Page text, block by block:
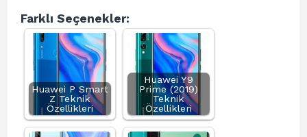
Farklı Seçenekler:
Huawei P Smart
Z Teknik
Özellikleri
Huawei Y9
Prime (2019)
Teknik
Özellikleri